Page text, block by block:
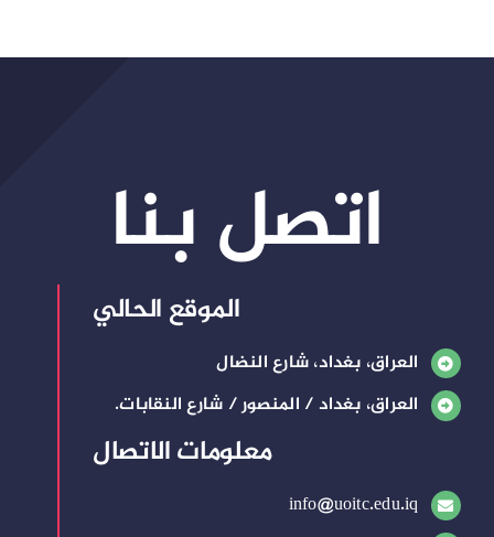
اتصل بنا
الموقع الحالي
العراق، بغداد، شارع النضال
العراق، بغداد / المنصور / شارع النقابات.
معلومات الاتصال
info@uoitc.edu.iq